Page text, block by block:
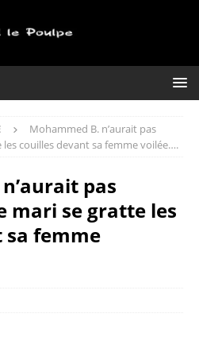
Mohammed B. n’aurait pas
couilles devant sa femme voilée….
pas
mari se gratte les
sa femme